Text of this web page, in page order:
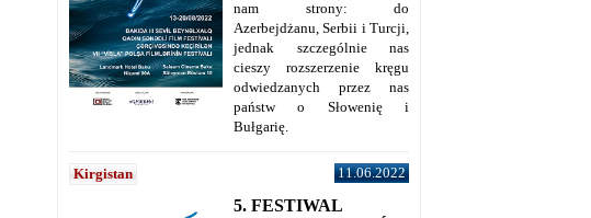
nam strony: do
Azerbejdżanu, Serbii i Turcji,
jednak szczególnie nas
cieszy rozszerzenie kręgu
odwiedzanych przez nas
państw o Słowenię i
Bułgarię.
Kirgistan 11.06.2022
5. FESTIWAL